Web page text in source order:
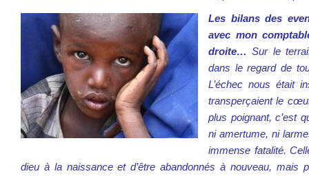
Les bilans des
avec mon
droite… Sur le
dans le regard de
L’échec nous était
transperçaient le
plus poignant, c’est
ni amertume, ni
immense fatalité.
dieu à la naissance et d’être abandonnés à nouveau, mais